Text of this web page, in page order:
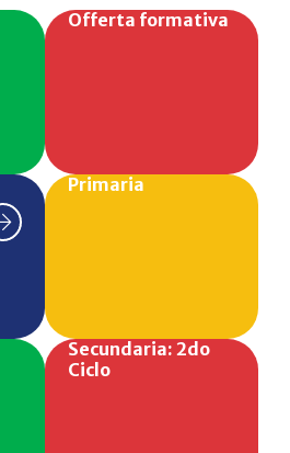
Offerta formativa
Primaria
Secundaria: 2do
Ciclo